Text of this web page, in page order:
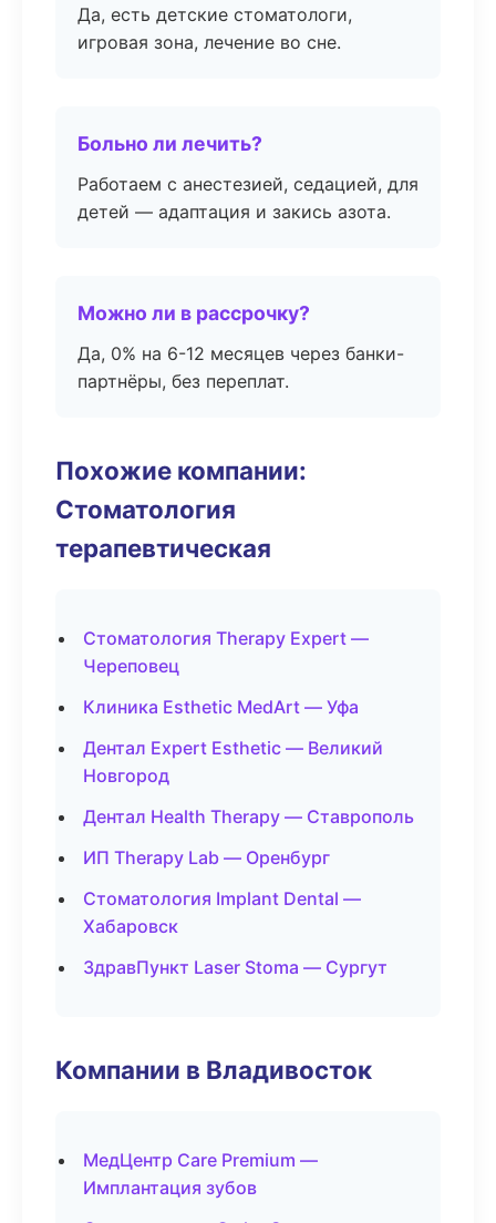
Да, есть детские стоматологи,
игровая зона, лечение во сне.
Больно ли лечить?
Работаем с анестезией, седацией, для
детей — адаптация и закись азота.
Можно ли в рассрочку?
Да, 0% на 6-12 месяцев через банки-
партнёры, без переплат.
Похожие компании:
Стоматология
терапевтическая
Стоматология Therapy Expert —
Череповец
Клиника Esthetic MedArt — Уфа
Дентал Expert Esthetic — Великий
Новгород
Дентал Health Therapy — Ставрополь
ИП Therapy Lab — Оренбург
Стоматология Implant Dental —
Хабаровск
ЗдравПункт Laser Stoma — Сургут
Компании в Владивосток
МедЦентр Care Premium —
Имплантация зубов